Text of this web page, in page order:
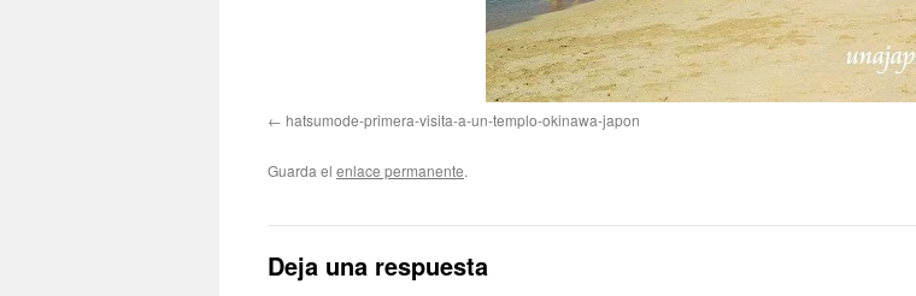
hatsumode-primera-visita-a-un-templo-okinawa-japon
Guarda el enlace permanente.
Deja una respuesta